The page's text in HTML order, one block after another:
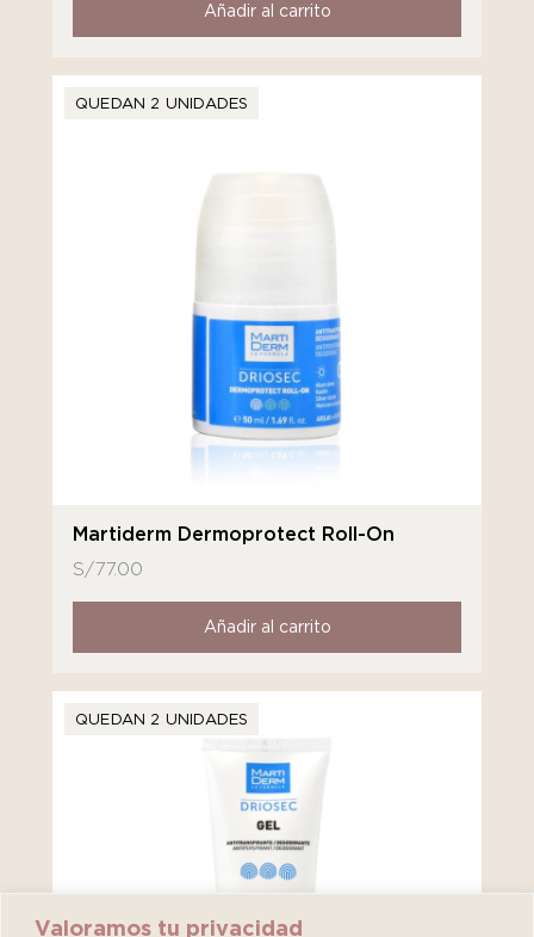
Valoramos tu privacidad
Añadir al carrito
QUEDAN 2 UNIDADES
Martiderm Dermoprotect Roll-On
S/77.00
Añadir al carrito
QUEDAN 2 UNIDADES